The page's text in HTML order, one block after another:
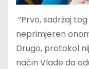
“Prvo, sadržaj
neprimjeren
Drugo, protokol
način Vlade da